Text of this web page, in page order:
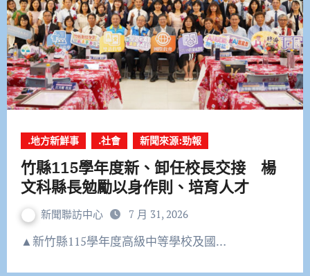
.地方新鮮事 .社會 新聞來源:勁報
竹縣115學年度新、卸任校長交接 楊
文科縣長勉勵以身作則、培育人才
新聞聯訪中心 7 月 31, 2026
▲新竹縣115學年度高級中等學校及國…